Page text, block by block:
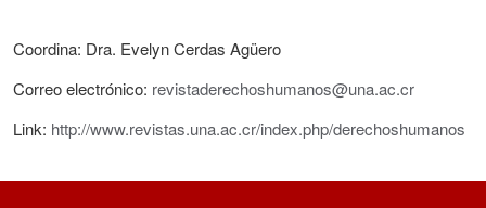
Coordina: Dra. Evelyn Cerdas Agüero
Correo electrónico: revistaderechoshumanos@una.ac.cr
Link: http://www.revistas.una.ac.cr/index.php/derechoshumanos